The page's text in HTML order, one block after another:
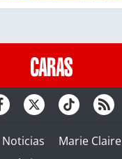
Noticias Marie Claire